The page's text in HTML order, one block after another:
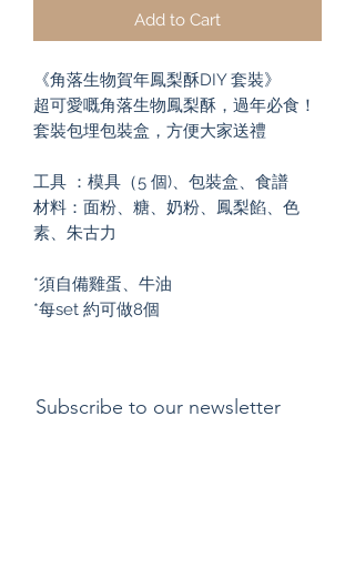
Add to Cart
《角落生物賀年鳳梨酥DIY 套裝》
超可愛嘅角落生物鳳梨酥，過年必食！
套裝包埋包裝盒，方便大家送禮
工具 ：模具（5 個)、包裝盒、食譜
材料：面粉、糖、奶粉、鳳梨餡、色
素、朱古力
*須自備雞蛋、牛油
*每set 約可做8個
Subscribe to our newsletter